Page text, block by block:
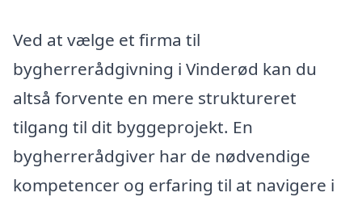
Ved at vælge et firma til
bygherrerådgivning i Vinderød kan du
altså forvente en mere struktureret
tilgang til dit byggeprojekt. En
bygherrerådgiver har de nødvendige
kompetencer og erfaring til at navigere i